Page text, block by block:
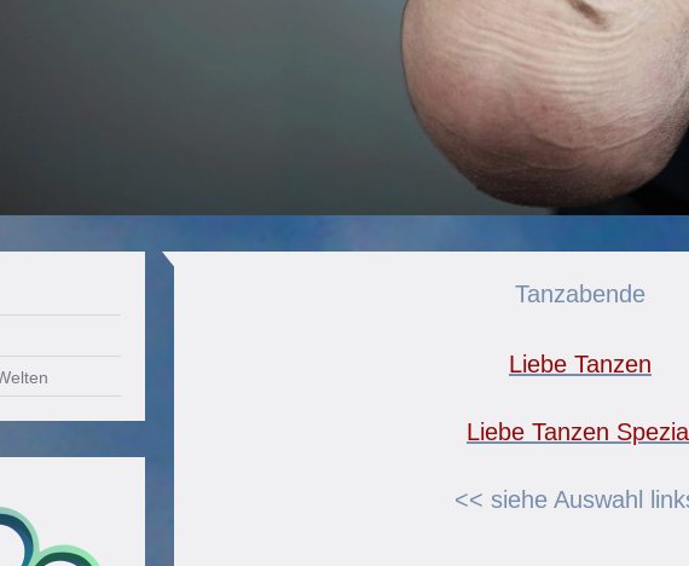
Tanzabende
Liebe Tanzen
Liebe Tanzen
<< siehe Auswahl